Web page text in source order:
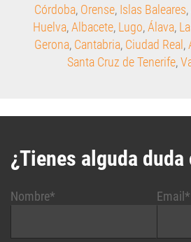
Córdoba, Orense, Islas Baleares,
Huelva,Albacete, Lugo,Álava,
Gerona, Cantabria, Ciudad Real,
Santa Cruz de Tenerife,
¿Tienes alguda
Nombre* Email*